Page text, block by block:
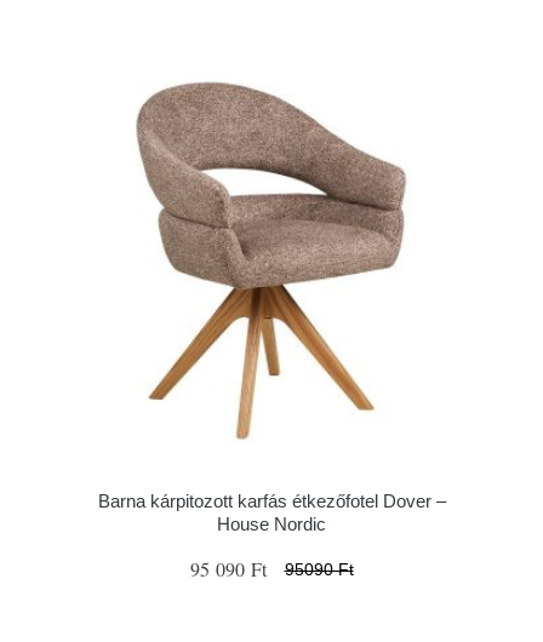
Barna kárpitozott karfás étkezőfotel Dover –
House Nordic
95 090 Ft 95090 Ft